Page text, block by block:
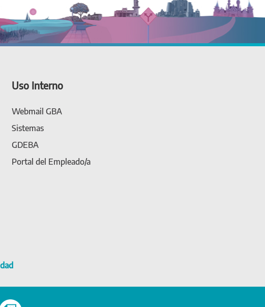
Uso Interno
Webmail GBA
Sistemas
GDEBA
Portal del Empleado/a